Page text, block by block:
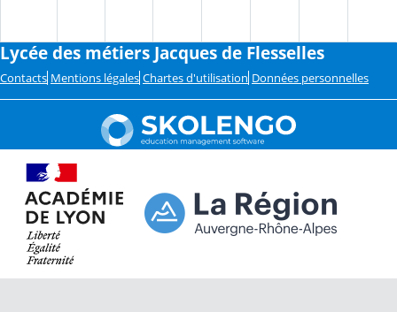
Lycée des métiers Jacques de Flesselles
Contacts Mentions légales Chartes d'utilisation Données personnelles